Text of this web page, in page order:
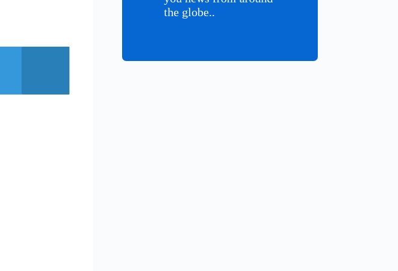
the globe..